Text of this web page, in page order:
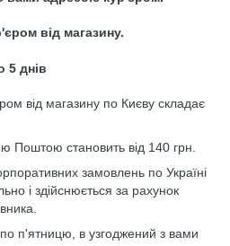
від магазину.
5 днів
від магазину по Києву складає
Поштою становить від 140 грн.
замовлень по Україні
і здійснюється за рахунок
по п'ятницю, в узгоджений з вами